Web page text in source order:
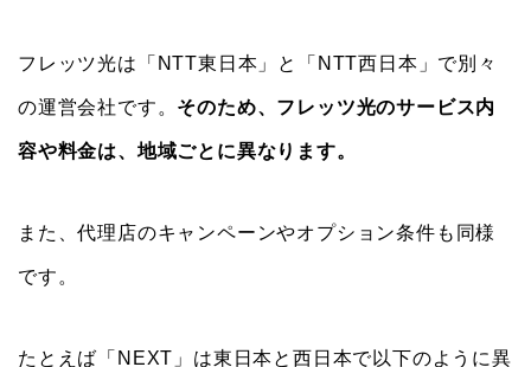
フレッツ光は「NTT東日本」と「NTT西日本」で別々
の運営会社です。 そのため、フレッツ光のサービス内
容や料金は、地域ごとに異なります。
また、代理店のキャンペーンやオプション条件も同様
です。
たとえば「NEXT」は東日本と西日本で以下のように異